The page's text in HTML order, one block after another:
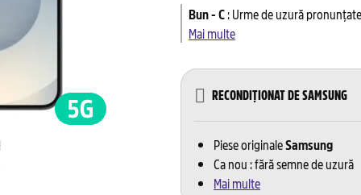
Bun - C:Urme de uzură
Mai multe
RECONDIȚIONAT DE SAMSUNG
Piese originaleSamsung
Ca nou : fără semne de uzură
Mai multe